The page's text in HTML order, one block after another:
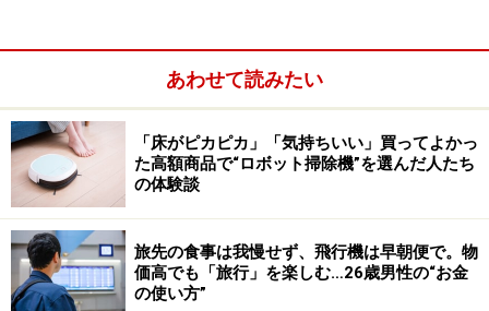
あわせて読みたい
「床がピカピカ」「気持ちいい」買ってよかっ
た高額商品で“ロボット掃除機”を選んだ人たち
の体験談
旅先の食事は我慢せず、飛行機は早朝便で。物
価高でも「旅行」を楽しむ…26歳男性の“お金
の使い方”